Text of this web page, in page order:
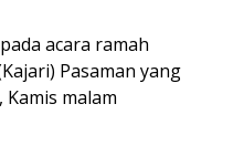
acara ramah
Pasaman yang
malam